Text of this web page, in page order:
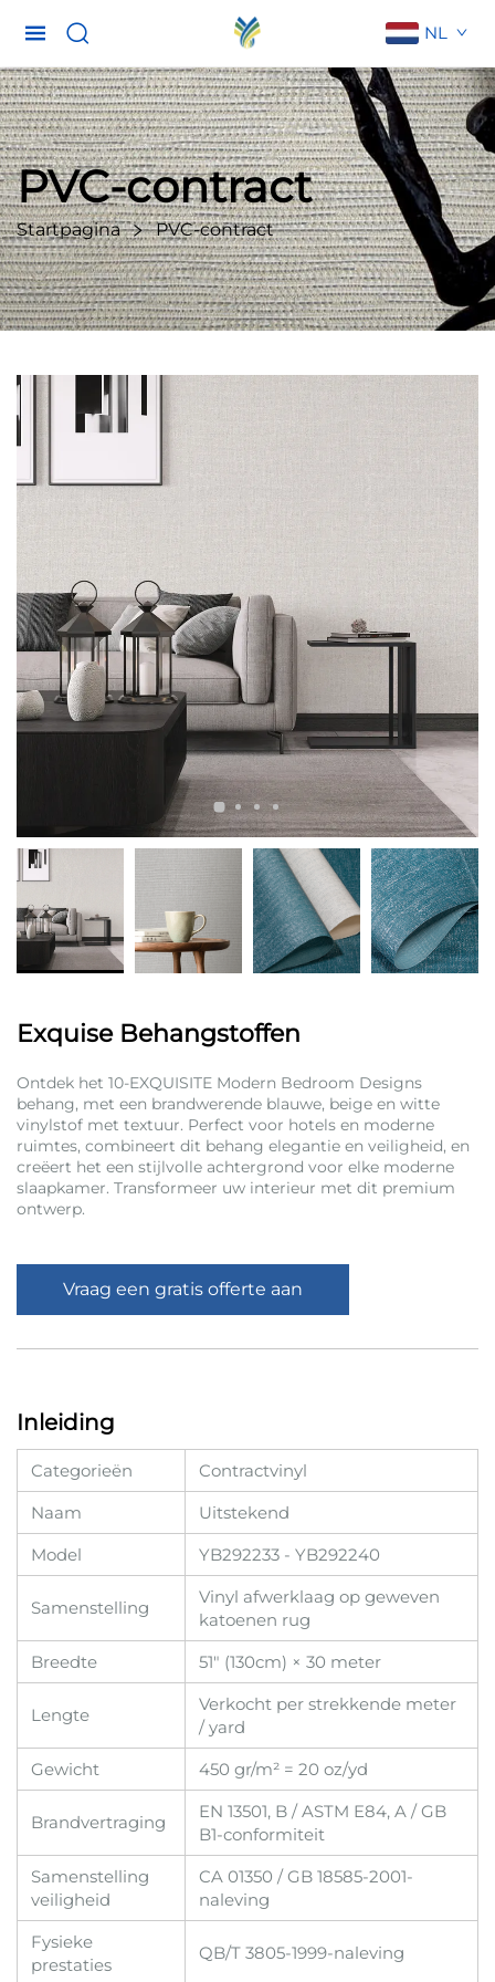
NL
PVC-contract
Startpagina PVC-contract
Exquise Behangstoffen
Ontdek het 10-EXQUISITE Modern Bedroom Designs
behang, met een brandwerende blauwe, beige en witte
vinylstof met textuur. Perfect voor hotels en moderne
ruimtes, combineert dit behang elegantie en veiligheid, en
creëert het een stijlvolle achtergrond voor elke moderne
slaapkamer. Transformeer uw interieur met dit premium
ontwerp.
Vraag een gratis offerte aan
Inleiding
Categorieën
Contractvinyl
Naam
Uitstekend
Model
YB292233 - YB292240
Samenstelling
Vinyl afwerklaag op geweven
katoenen rug
Breedte
51" (130cm) × 30 meter
Lengte
Verkocht per strekkende meter
/ yard
Gewicht
450 gr/m² = 20 oz/yd
Brandvertraging
EN 13501, B / ASTM E84, A / GB
B1-conformiteit
Samenstelling
veiligheid
CA 01350 / GB 18585-2001-
naleving
Fysieke
prestaties
QB/T 3805-1999-naleving